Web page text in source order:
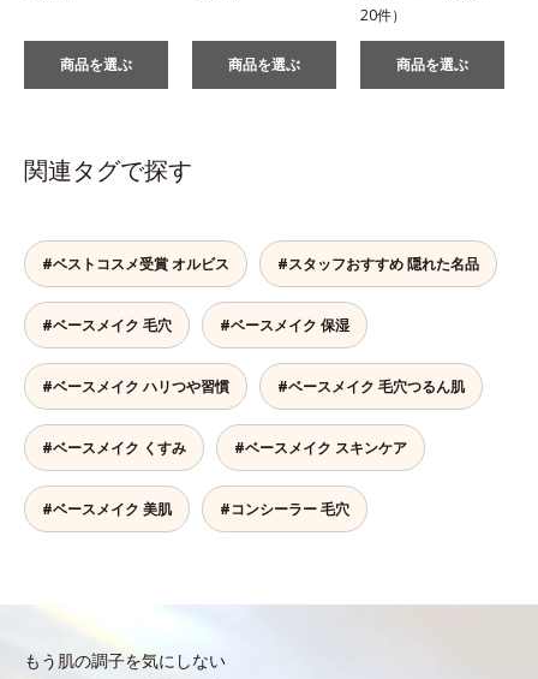
商品を選ぶ 商品を選ぶ
20件）
商品を選ぶ
関連タグで探す
#ベストコスメ受賞 オルビス #スタッフおすすめ 隠れた名品
#ベースメイク 毛穴 #ベースメイク 保湿
#ベースメイク ハリつや習慣 #ベースメイク 毛穴つるん肌
#ベースメイク くすみ #ベースメイク スキンケア
#ベースメイク 美肌 #コンシーラー 毛穴
もう肌の調子を気にしない